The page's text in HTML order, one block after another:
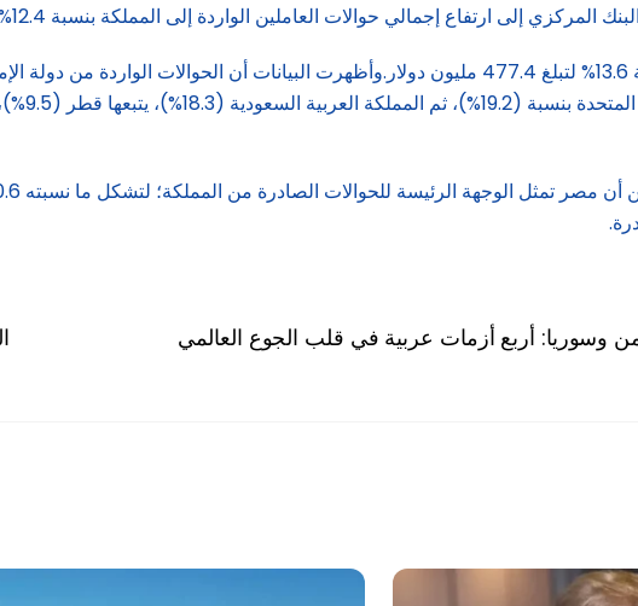
إجمالي حوالات العاملين الواردة إلى المملكة بنسبة 12.4% خلال الربع الأول من العام الحالي، ليبلغ 1,231.7 مليون دولار.
وارتفعت الصادرات من الأردن بنسبة 13.6% لتبلغ 477.4 مليون دولار.وأظهرت البيانات
وسوريا: أربع أزمات عربية في قلب الجوع العالمي